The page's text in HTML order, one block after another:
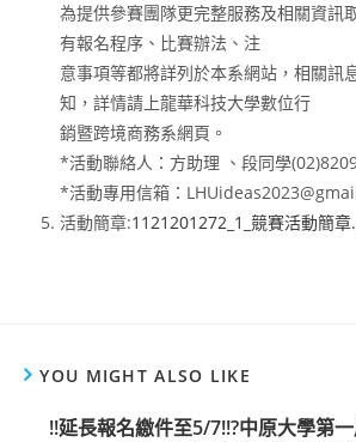
為提供參賽團隊更完整服務及相關資訊
有報名程序、比賽辦法、注
意事項等都將詳列於本系網站，相關訊
知，詳情請上龍華科技大學數位行
銷暨跨境商務系網頁。
*活動聯絡人：方助理 、段同學
*活動專用信箱：
活動簡章:1121201272_1_競賽活動簡
YOU MIGHT ALSO LIKE
!!延長報名繳件至5/7!!?中原大學第